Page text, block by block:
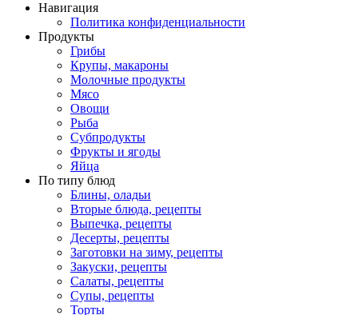
Навигация
Политика конфиденциальности
Продукты
Грибы
Крупы, макароны
Молочные продукты
Мясо
Овощи
Рыба
Субпродукты
Фрукты и ягоды
Яйца
По типу блюд
Блины, оладьи
Вторые блюда, рецепты
Выпечка, рецепты
Десерты, рецепты
Заготовки на зиму, рецепты
Закуски, рецепты
Салаты, рецепты
Супы, рецепты
Торты